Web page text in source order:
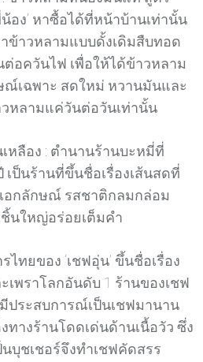
อง’ หาซื้อได้ที่หน้าบ้านเท่านั้น
าข้าวหลามแบบดั้งเดิมสืบทอด
อควันไฟ เพื่อให้ได้ข้าวหลาม
เฉพาะ สดใหม่ หวานมันและ
หลามแค่วันต่อวันเท่านั้น
หลือง : ตำนานร้านบะหมี่ที่
ป็นร้านที่ขึ้นชื่อเรื่องเส้นสดที่
อกลักษณ์ รสชาติกลมกล่อม
ชิ้นใหญ่อร่อยเต็มคำ
ไทยของ ‘เชฟอุ่น’ ขึ้นชื่อเรื่อง
เพราโลกอันดับ 1 ร้านของเชฟ
ระสบการณ์เป็นเชฟมานาน
ทางร้านโดดเด่นด้านเนื้อวัว ซึ่ง
บุชเชอร์จึงทำเชฟคัดสรร